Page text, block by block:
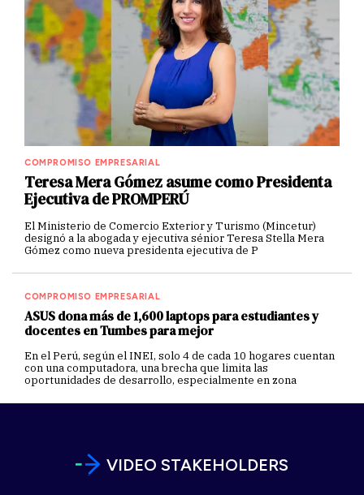
COMPROMISO EMPRESARIAL
Teresa Mera Gómez asume como Presidenta
Ejecutiva de PROMPERÚ
El Ministerio de Comercio Exterior y Turismo (Mincetur)
designó a la abogada y ejecutiva sénior Teresa Stella Mera
Gómez como nueva presidenta ejecutiva de P
COMPROMISO EMPRESARIAL
ASUS dona más de 1,600 laptops para estudiantes y
docentes en Tumbes para mejor
En el Perú, según el INEI, solo 4 de cada 10 hogares cuentan
con una computadora, una brecha que limita las
oportunidades de desarrollo, especialmente en zona
VIDEO STAKEHOLDERS